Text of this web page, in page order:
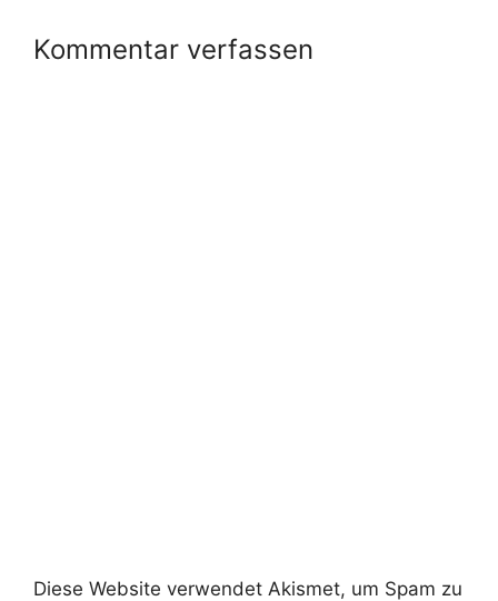
Kommentar verfassen
Diese Website verwendet Akismet, um Spam zu